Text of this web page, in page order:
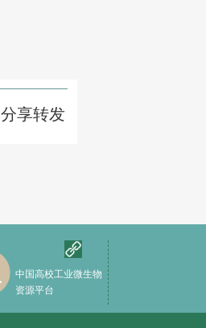
分享转发
中国高校工业微生物
资源平台